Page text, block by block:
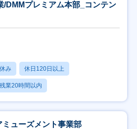
/DMMプレミアム本部_コンテン
み 休日120日以上
業20時間以内
ューズメント事業部